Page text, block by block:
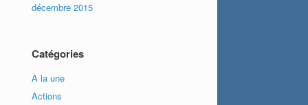
décembre 2015
Catégories
À la une
Actions